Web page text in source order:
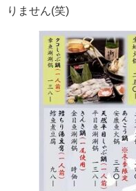
りません(笑)